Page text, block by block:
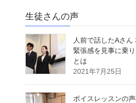
生徒さんの声
人前で話したAさん
緊張感を見事に乗
とは
2021年7月25日
ボイスレッスンの